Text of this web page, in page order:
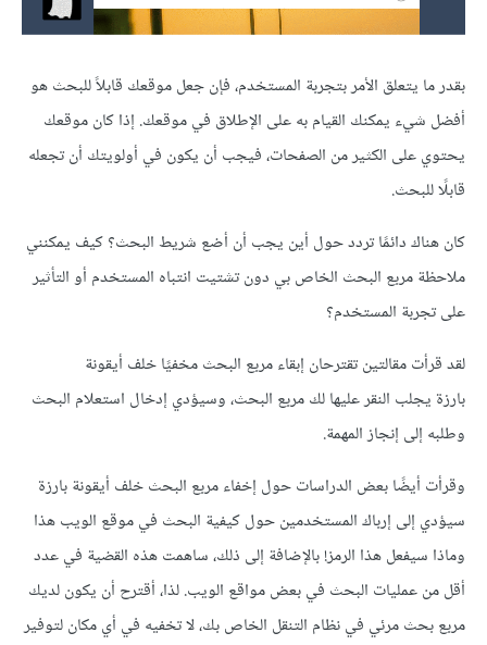
بقدر ما يتعلق الأمر بتجربة المستخدم، فإن جعل موقعك قابلاً للبحث هو
أفضل شيء يمكنك القيام به على الإطلاق في موقعك. إذا كان موقعك
يحتوي على الكثير من الصفحات، فيجب أن يكون في أولويتك أن تجعله
قابلًا للبحث.
كان هناك دائمًا تردد حول أين يجب أن أضع شريط البحث؟ كيف يمكنني
ملاحظة مربع البحث الخاص بي دون تشتيت انتباه المستخدم أو التأثير
على تجربة المستخدم؟
لقد قرأت مقالتين تقترحان إبقاء مربع البحث مخفيًا خلف أيقونة
بارزة يجلب النقر عليها لك مربع البحث، وسيؤدي إدخال استعلام البحث
وطلبه إلى إنجاز المهمة.
وقرأت أيضًا بعض الدراسات حول إخفاء مربع البحث خلف أيقونة بارزة
سيؤدي إلى إرباك المستخدمين حول كيفية البحث في موقع الويب هذا
وماذا سيفعل هذا الرمز! بالإضافة إلى ذلك، ساهمت هذه القضية في عدد
أقل من عمليات البحث في بعض مواقع الويب. لذا، أقترح أن يكون لديك
مربع بحث مرئي في نظام التنقل الخاص بك، لا تخفيه في أي مكان لتوفير